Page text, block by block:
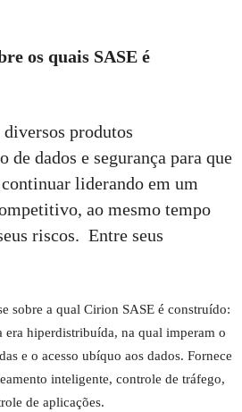
os quais SASE é
produtos
de dados e segurança para que
continuar liderando em um
ao mesmo tempo
riscos. Entre seus
sobre a qual Cirion SASE é construído:
era hiperdistribuída, na qual imperam o
e o acesso ubíquo aos dados. Fornece
inteligente, controle de tráfego,
de aplicações.